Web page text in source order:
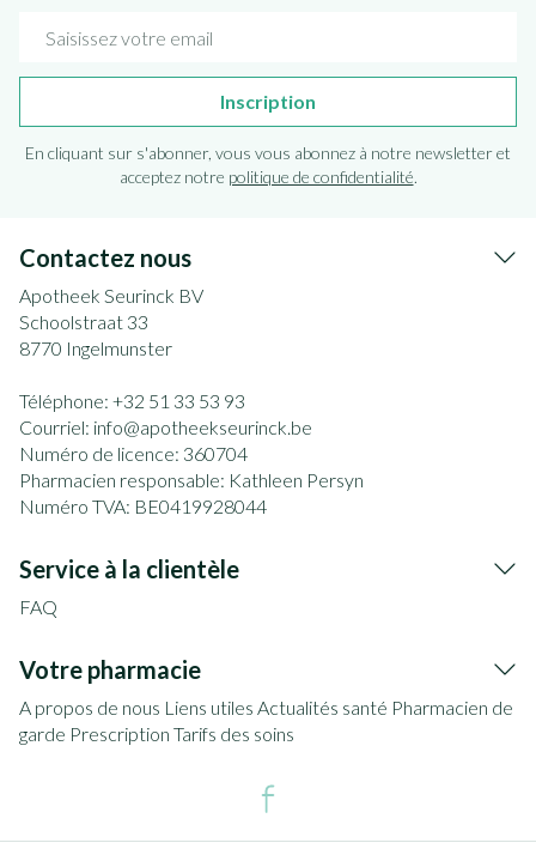
Inscription
En cliquant sur s'abonner, vous vous abonnez à notre newsletter et
acceptez notre politique de confidentialité.
Contactez nous
Apotheek Seurinck BV
Schoolstraat 33
8770 Ingelmunster
Téléphone: +32 51 33 53 93
Courriel: info@apotheekseurinck.be
Numéro de licence: 360704
Pharmacien responsable: Kathleen Persyn
Numéro TVA: BE0419928044
Service à la clientèle
FAQ
Votre pharmacie
A propos de nous Liens utiles Actualités santé Pharmacien de
garde Prescription Tarifs des soins